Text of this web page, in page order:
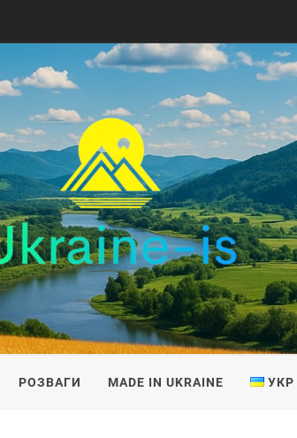
РОЗВАГИ MADE IN UKRAINE УКР